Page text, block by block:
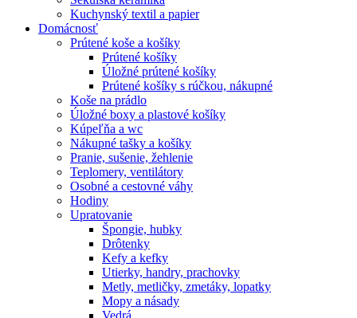
Kuchynský textil a papier
Domácnosť
Prútené koše a košíky
Prútené košíky
Úložné prútené košíky
Prútené košíky s rúčkou, nákupné
Koše na prádlo
Úložné boxy a plastové košíky
Kúpeľňa a wc
Nákupné tašky a košíky
Pranie, sušenie, žehlenie
Teplomery, ventilátory
Osobné a cestovné váhy
Hodiny
Upratovanie
Špongie, hubky
Drôtenky
Kefy a kefky
Utierky, handry, prachovky
Metly, metličky, zmetáky, lopatky
Mopy a násady
Vedrá